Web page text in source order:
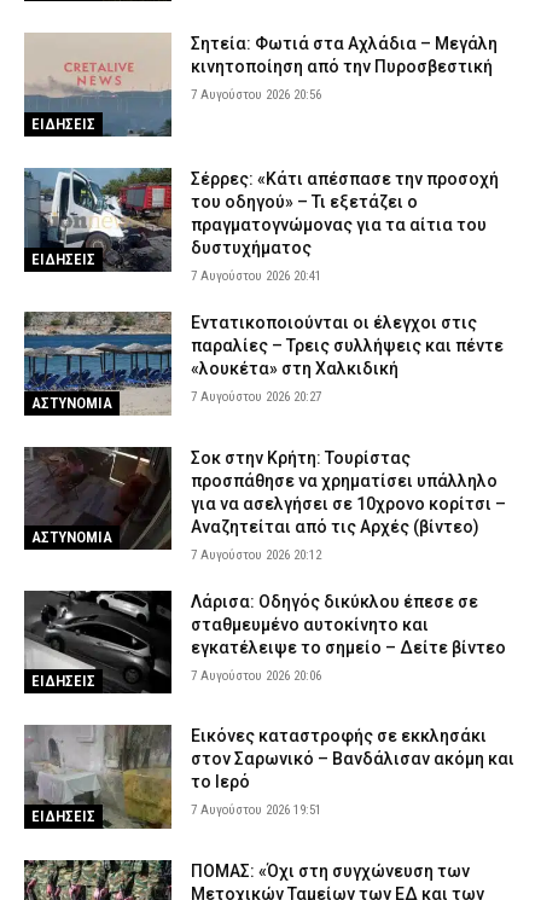
ΕΙΔΗΣΕΙΣ
Σητεία: Φωτιά στα Αχλάδια – Μεγάλη
κινητοποίηση από την Πυροσβεστική
7 Αυγούστου 2026 20:56
ΕΙΔΗΣΕΙΣ
Σέρρες: «Κάτι απέσπασε την προσοχή
του οδηγού» – Τι εξετάζει ο
πραγματογνώμονας για τα αίτια του
δυστυχήματος
7 Αυγούστου 2026 20:41
ΑΣΤΥΝΟΜΙΑ
Εντατικοποιούνται οι έλεγχοι στις
παραλίες – Τρεις συλλήψεις και πέντε
«λουκέτα» στη Χαλκιδική
7 Αυγούστου 2026 20:27
ΑΣΤΥΝΟΜΙΑ
Σοκ στην Κρήτη: Τουρίστας
προσπάθησε να χρηματίσει υπάλληλο
για να ασελγήσει σε 10χρονο κορίτσι –
Αναζητείται από τις Αρχές (βίντεο)
7 Αυγούστου 2026 20:12
ΕΙΔΗΣΕΙΣ
Λάρισα: Οδηγός δικύκλου έπεσε σε
σταθμευμένο αυτοκίνητο και
εγκατέλειψε το σημείο – Δείτε βίντεο
7 Αυγούστου 2026 20:06
ΕΙΔΗΣΕΙΣ
Εικόνες καταστροφής σε εκκλησάκι
στον Σαρωνικό – Βανδάλισαν ακόμη και
το Ιερό
7 Αυγούστου 2026 19:51
ΠΟΜΑΣ: «Όχι στη συγχώνευση των
Μετοχικών Ταμείων των ΕΔ και των